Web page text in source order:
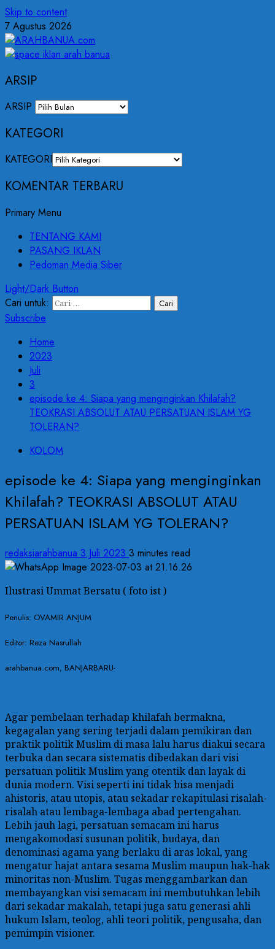
Skip to content
7 Agustus 2026
ARSIP
ARSIP
KATEGORI
KATEGORI
KOMENTAR TERBARU
Primary Menu
TENTANG KAMI
PASANG IKLAN
Pedoman Media Siber
Light/Dark Button
Cari untuk:
Subscribe
Home
2023
Juli
3
episode ke 4: Siapa yang menginginkan Khilafah?
TEOKRASI ABSOLUT ATAU PERSATUAN ISLAM YG
TOLERAN?
KOLOM
episode ke 4: Siapa yang menginginkan
Khilafah? TEOKRASI ABSOLUT ATAU
PERSATUAN ISLAM YG TOLERAN?
redaksiarahbanua 3 Juli 2023 3 minutes read
Ilustrasi Ummat Bersatu ( foto ist )
Penulis: OVAMIR ANJUM
Editor: Reza Nasrullah
arahbanua.com, BANJARBARU-
Agar pembelaan terhadap khilafah bermakna,
kegagalan yang sering terjadi dalam pemikiran dan
praktik politik Muslim di masa lalu harus diakui secara
terbuka dan secara sistematis dibedakan dari visi
persatuan politik Muslim yang otentik dan layak di
dunia modern. Visi seperti ini tidak bisa menjadi
ahistoris, atau utopis, atau sekadar rekapitulasi risalah-
risalah atau lembaga-lembaga abad pertengahan.
Lebih jauh lagi, persatuan semacam ini harus
mengakomodasi susunan politik, budaya, dan
denominasi agama yang berlaku di aras lokal, yang
mengatur hajat antara sesama Muslim maupun hak-hak
minoritas non-Muslim. Tugas menggambarkan dan
membayangkan visi semacam ini membutuhkan lebih
dari sekadar makalah, tetapi juga satu generasi ahli
hukum Islam, teolog, ahli teori politik, pengusaha, dan
pemimpin visioner.